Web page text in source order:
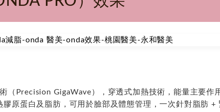
（Precision GigaWave），穿透式加熱技術，能量主要作
原蛋白及脂肪，可用於臉部及體態管理，一次針對脂肪